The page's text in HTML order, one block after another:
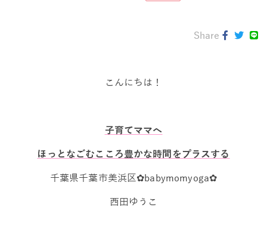
Share
こんにちは！
子育てママへ
ほっとなごむこころ豊かな時間をプラスする
千葉県千葉市美浜区✿babymomyoga✿
西田ゆうこ